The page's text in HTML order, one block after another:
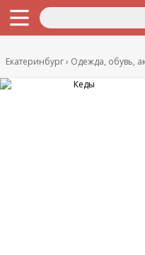
Екатеринбург Одежда, обувь,